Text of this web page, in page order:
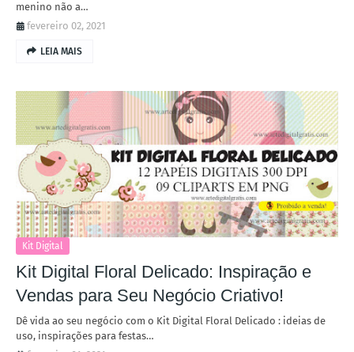
menino não a…
fevereiro 02, 2021
LEIA MAIS
Kit Digital
Kit Digital Floral Delicado: Inspiração e
Vendas para Seu Negócio Criativo!
Dê vida ao seu negócio com o Kit Digital Floral Delicado : ideias de
uso, inspirações para festas…